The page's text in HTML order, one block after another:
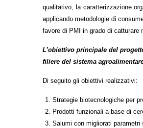
qualitativo, la caratterizzazione
applicando metodologie di
favore di PMI in grado di catturare
L’obiettivo principale del
filiere del sistema
Di seguito gli obiettivi realizzativi:
Strategie biotecnologiche per
Prodotti funzionali a base di
Salumi con migliorati parametri